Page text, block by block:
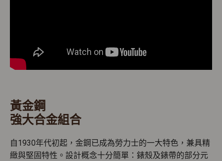
黃金鋼
強大合金組合
自1930年代初起，金鋼已成為勞力士的一大特色，兼具精
緻與堅固特性。設計概念十分簡單：錶殼及錶帶的部分元